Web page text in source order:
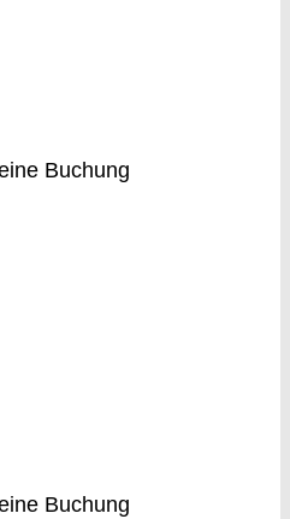
Buchung
Buchung